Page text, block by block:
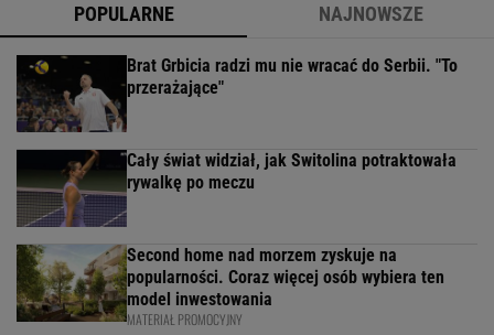
POPULARNE NAJNOWSZE
Brat Grbicia radzi mu nie wracać do Serbii. "To
przerażające"
Cały świat widział, jak Switolina potraktowała
rywalkę po meczu
Second home nad morzem zyskuje na
popularności. Coraz więcej osób wybiera ten
model inwestowania
MATERIAŁ PROMOCYJNY